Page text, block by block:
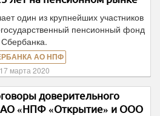
один из крупнейших участников
пенсионный фонд
Сбербанка.
АО НПФ
17 марта 2020
доверительного
АО «НПФ «Открытие» и ООО